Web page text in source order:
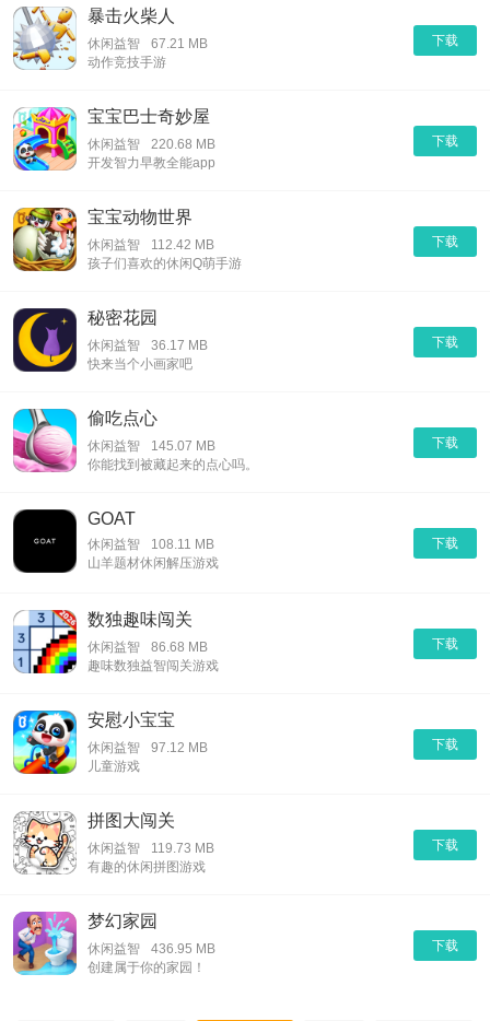
下载
暴击火柴人
休闲益智
67.21 MB
动作竞技手游
下载
宝宝巴士奇妙屋
休闲益智
220.68 MB
开发智力早教全能app
下载
宝宝动物世界
休闲益智
112.42 MB
孩子们喜欢的休闲Q萌手游
下载
秘密花园
休闲益智
36.17 MB
快来当个小画家吧
下载
偷吃点心
休闲益智
145.07 MB
你能找到被藏起来的点心吗。
下载
GOAT
休闲益智
108.11 MB
山羊题材休闲解压游戏
下载
数独趣味闯关
休闲益智
86.68 MB
趣味数独益智闯关游戏
下载
安慰小宝宝
休闲益智
97.12 MB
儿童游戏
下载
拼图大闯关
休闲益智
119.73 MB
有趣的休闲拼图游戏
下载
梦幻家园
休闲益智
436.95 MB
创建属于你的家园！